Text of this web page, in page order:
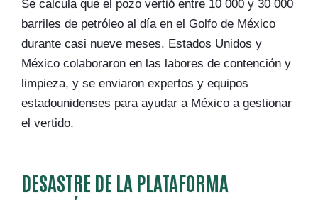
Se calcula que el pozo vertió entre 10 000 y 30 000
barriles de petróleo al día en el Golfo de México
durante casi nueve meses. Estados Unidos y
México colaboraron en las labores de contención y
limpieza, y se enviaron expertos y equipos
estadounidenses para ayudar a México a gestionar
el vertido.
DESASTRE DE LA PLATAFORMA